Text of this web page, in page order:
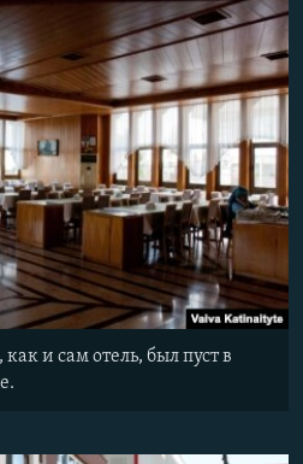
и сам отель, был пуст в